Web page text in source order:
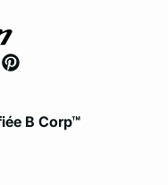
B Corp™